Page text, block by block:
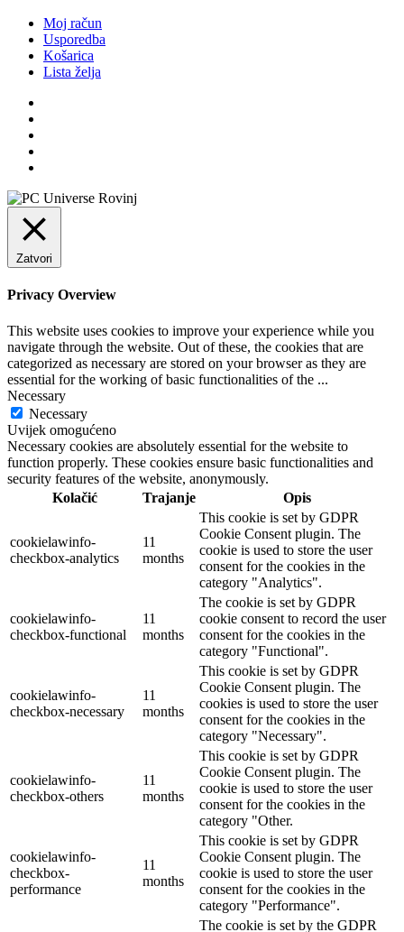
Moj račun
Usporedba
Košarica
Lista želja
Zatvori
Privacy Overview
This website uses cookies to improve your experience while you
navigate through the website. Out of these, the cookies that are
categorized as necessary are stored on your browser as they are
essential for the working of basic functionalities of the ...
Necessary
Necessary
Uvijek omogućeno
Necessary cookies are absolutely essential for the website to
function properly. These cookies ensure basic functionalities and
security features of the website, anonymously.
Kolačić
Trajanje Opis
cookielawinfo-
checkbox-analytics
11
months
This cookie is set by GDPR
Cookie Consent plugin. The
cookie is used to store the user
consent for the cookies in the
category "Analytics".
cookielawinfo-
checkbox-functional
11
months
The cookie is set by GDPR
cookie consent to record the user
consent for the cookies in the
category "Functional".
cookielawinfo-
checkbox-necessary
11
months
This cookie is set by GDPR
Cookie Consent plugin. The
cookies is used to store the user
consent for the cookies in the
category "Necessary".
cookielawinfo-
checkbox-others
11
months
This cookie is set by GDPR
Cookie Consent plugin. The
cookie is used to store the user
consent for the cookies in the
category "Other.
cookielawinfo-
checkbox-
performance
11
months
This cookie is set by GDPR
Cookie Consent plugin. The
cookie is used to store the user
consent for the cookies in the
category "Performance".
The cookie is set by the GDPR